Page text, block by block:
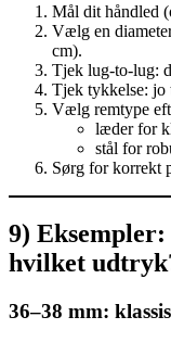
Mål dit håndled
Vælg en
cm).
Tjek lug-to-lug:
Tjek tykkelse: jo
Vælg remtype
læder for
stål for
Sørg for korrekt
9)
hvilket
36–38 mm: